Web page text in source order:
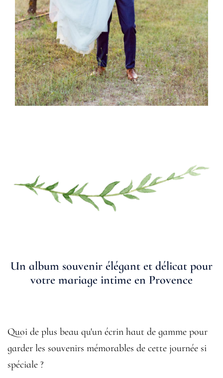
Un album souvenir élégant et délicat pour
votre mariage intime en Provence
Quoi de plus beau qu'un écrin haut de gamme pour
garder les souvenirs mémorables de cette journée si
spéciale ?